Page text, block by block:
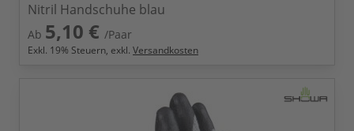
Nitril Handschuhe blau
Ab 5,10 € /Paar
Exkl. 19% Steuern, exkl. Versandkosten